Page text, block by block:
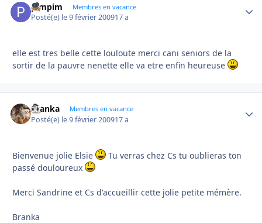
pimpim Membres en vacance
Posté(e) le 9 février 200917 a
elle est tres belle cette louloute merci cani seniors de la
sortir de la pauvre nenette elle va etre enfin heureuse
branka Membres en vacance
Posté(e) le 9 février 200917 a
Bienvenue jolie Elsie
Tu verras chez Cs tu oublieras ton
passé douloureux
Merci Sandrine et Cs d'accueillir cette jolie petite mémère.
Branka